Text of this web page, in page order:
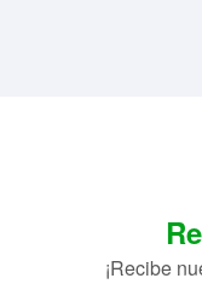
¡Recibe